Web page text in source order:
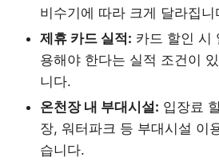
비수기에 따라 크게 달라집니
제휴 카드 실적: 카드 할인 시
용해야 한다는 실적 조건이
니다.
온천장 내 부대시설: 입장료
장, 워터파크 등 부대시설 이
습니다.